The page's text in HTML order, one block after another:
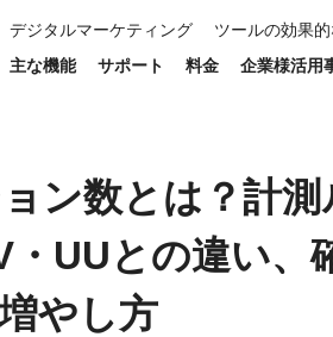
デジタルマーケティング ツールの効果
主な機能
サポート 料金 企業様活用
増やし方
ン数とは？計測
・UUとの違い、
やし方